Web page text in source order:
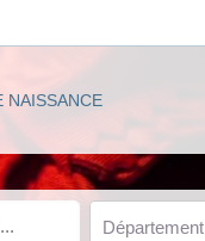
NAISSANCE
Département